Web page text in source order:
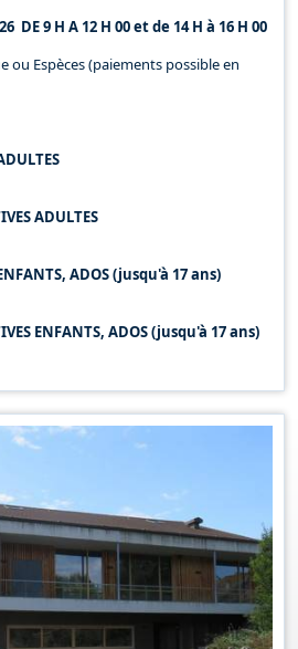
DE 9 H A 12 H 00 et de 14 H à 16 H 00
ou Espèces (paiements possible en
ADULTES
SPORTIVES ADULTES
ENFANTS, ADOS (jusqu'à 17 ans)
ENFANTS, ADOS (jusqu'à 17 ans)